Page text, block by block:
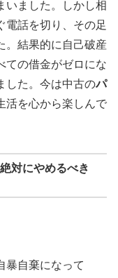
いました。しかし相
電話を切り、その足
。結果的に自己破産
ての借金がゼロにな
した。今は中古のパ
活を心から楽しんで
対にやめるべき
暴自棄になって